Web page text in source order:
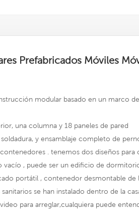
Prefabricados Móviles
modular basado en un marco
una columna y 18 paneles de pared
y ensamblaje completo de
. tenemos dos diseños para
, puede ser un edificio de
portátil , contenedor desmontable de
se han instalado dentro de la
para arreglar,cualquiera puede